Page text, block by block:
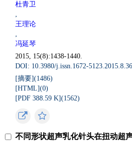
杜青卫
,
王理论
,
冯延琴
2015, 15(8):1438-1440.
DOI: 10.3980/j.issn.1672-5123.2015.8.36
[摘要](1486)
[HTML](0)
[PDF 388.59 K](1562)
不同形状超声乳化针头在扭动超